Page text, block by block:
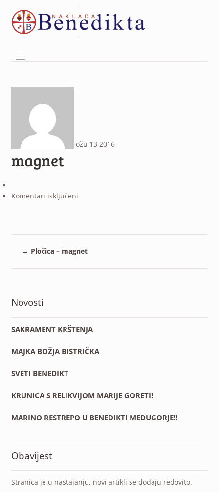
²
ožu 13 2016
magnet
Komentari isključeniza
← Pločica – magnet
Novosti
SAKRAMENT KRŠTENJA
MAJKA BOŽJA BISTRIČKA
SVETI BENEDIKT
KRUNICA S RELIKVIJOM MARIJE GORETI!
MARINO RESTREPO U BENEDIKTI MEĐUGORJE!!
Obavijest
Stranica je u nastajanju, novi artikli se dodaju redovito.